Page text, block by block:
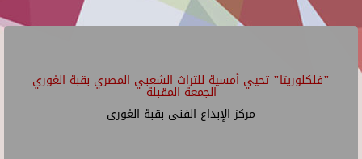
"فلكلوريتا" تحيي أمسية للتراث الشعبي المصري بقبة الغوري
الجمعة المقبلة
مركز الإبداع الفنى بقبة الغورى